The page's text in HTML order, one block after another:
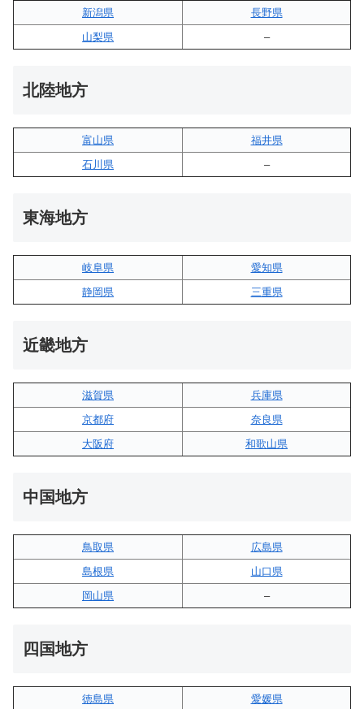
新潟県
長野県
山梨県
–
北陸地方
富山県
福井県
石川県
–
東海地方
岐阜県
愛知県
静岡県
三重県
近畿地方
滋賀県
兵庫県
京都府
奈良県
大阪府
和歌山県
中国地方
鳥取県
広島県
島根県
山口県
岡山県
–
四国地方
徳島県
愛媛県